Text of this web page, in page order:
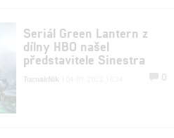
Seriál Green Lantern z
dílny HBO našel
představitele Sinestra
TucnakNik 0